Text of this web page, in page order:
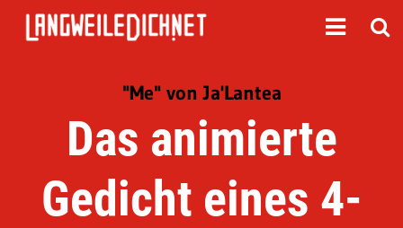
"Me" von Ja'Lantea
Das animierte
Gedicht eines 4-